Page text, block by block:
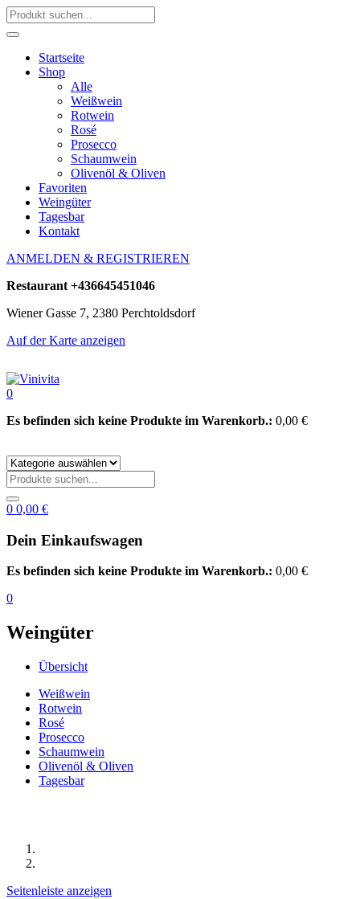
Startseite
Shop
Alle
Weißwein
Rotwein
Rosé
Prosecco
Schaumwein
Olivenöl & Oliven
Favoriten
Weingüter
Tagesbar
Kontakt
ANMELDEN & REGISTRIEREN
Restaurant +436645451046
Wiener Gasse 7, 2380 Perchtoldsdorf
Auf der Karte anzeigen
0
Es befinden sich keine Produkte im Warenkorb.: 0,00 €
0 0,00 €
Dein Einkaufswagen
Es befinden sich keine Produkte im Warenkorb.: 0,00 €
0
Weingüter
Übersicht
Weißwein
Rotwein
Rosé
Prosecco
Schaumwein
Olivenöl & Oliven
Tagesbar
Seitenleiste anzeigen